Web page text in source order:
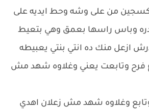
من على وشه وحط ايديه على
وباس راسها بعمق وهي بتعيط
ازعل منك ده انتي بنتي يعبيطه
وتابعت يعني وغلاوه شهد مش
وغلاوه شهد مش زعلان اهدي